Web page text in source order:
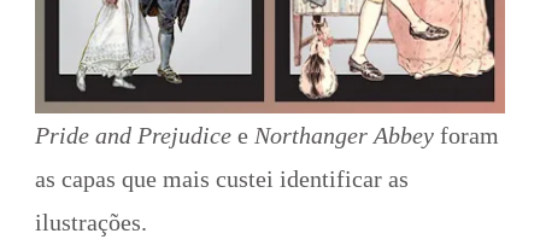
Pride and Prejudice e Northanger Abbey foram
as capas que mais custei identificar as
ilustrações.